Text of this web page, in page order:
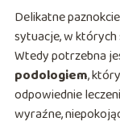
Delikatne
sytuacje, w których
Wtedy potrzebna
podologiem,
odpowiednie
wyraźne,